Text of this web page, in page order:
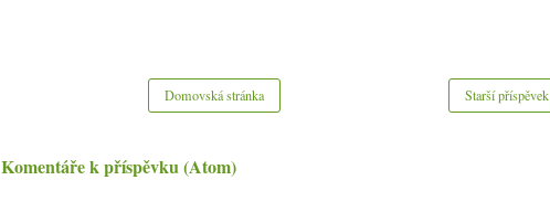
Starší příspěvek
Domovská stránka
Komentáře k příspěvku (Atom)